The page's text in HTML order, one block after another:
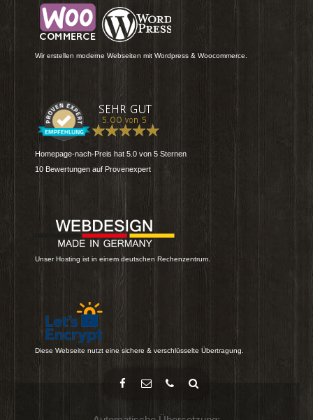
Wir erstellen moderne Webseiten mit Wordpress & Woocommerce.
Homepage-nach-Preis hat 5.0 von 5 Sternen
10 Bewertungen auf Provenexpert
Unser Hosting ist in einem deutschen Rechenzentrum.
Diese Webseite nutzt eine sichere & verschlüsselte Übertragung.